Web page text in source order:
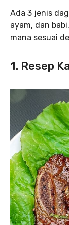
Ada 3 jenis
ayam, dan
mana sesuai
1. Resep